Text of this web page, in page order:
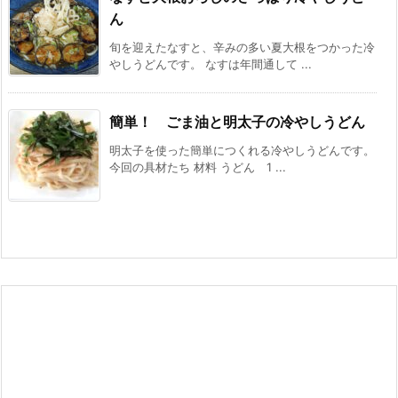
ん
旬を迎えたなすと、辛みの多い夏大根をつかった冷
やしうどんです。 なすは年間通して ...
簡単！ ごま油と明太子の冷やしうどん
明太子を使った簡単につくれる冷やしうどんです。
今回の具材たち 材料 うどん 1 ...